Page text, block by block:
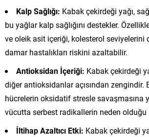
Kalp Sağlığı: Kabak çekirdeği yağı,
bu yağlar kalp sağlığını destekler.
ve oleik asit içeriği, kolesterol seviyelerini
damar hastalıkları riskini azaltabilir.
Antioksidan İçeriği: Kabak çekirdeği
diğer antioksidanlar açısından zengindir.
hücrelerin oksidatif stresle savaşmasına
vücutta serbest radikallerin neden olduğu
İltihap Azaltıcı Etki: Kabak çekirdeği